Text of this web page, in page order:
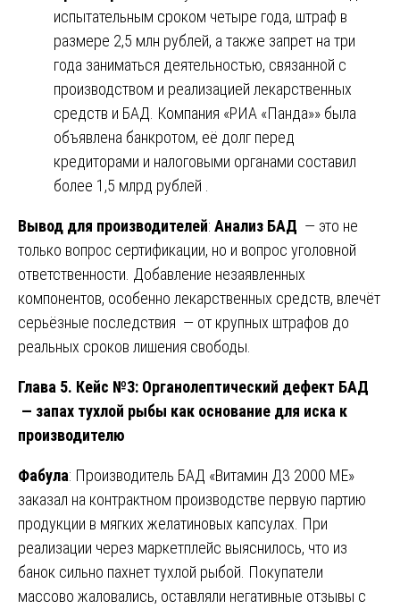
испытательным сроком четыре года, штраф в
размере 2,5 млн рублей, а также запрет на три
года заниматься деятельностью, связанной с
производством и реализацией лекарственных
средств и БАД. Компания «РИА «Панда»» была
объявлена банкротом, её долг перед
кредиторами и налоговыми органами составил
более 1,5 млрд рублей .
Вывод для производителей: Анализ БАД — это не
только вопрос сертификации, но и вопрос уголовной
ответственности. Добавление незаявленных
компонентов, особенно лекарственных средств, влечёт
серьёзные последствия — от крупных штрафов до
реальных сроков лишения свободы.
Глава 5. Кейс №3: Органолептический дефект БАД
— запах тухлой рыбы как основание для иска к
производителю
Фабула: Производитель БАД «Витамин Д3 2000 МЕ»
заказал на контрактном производстве первую партию
продукции в мягких желатиновых капсулах. При
реализации через маркетплейс выяснилось, что из
банок сильно пахнет тухлой рыбой. Покупатели
массово жаловались, оставляли негативные отзывы с